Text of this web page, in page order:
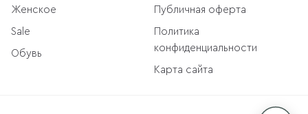
Женское
Sale
Обувь
Публичная оферта
Политика
конфиденциальности
Карта сайта